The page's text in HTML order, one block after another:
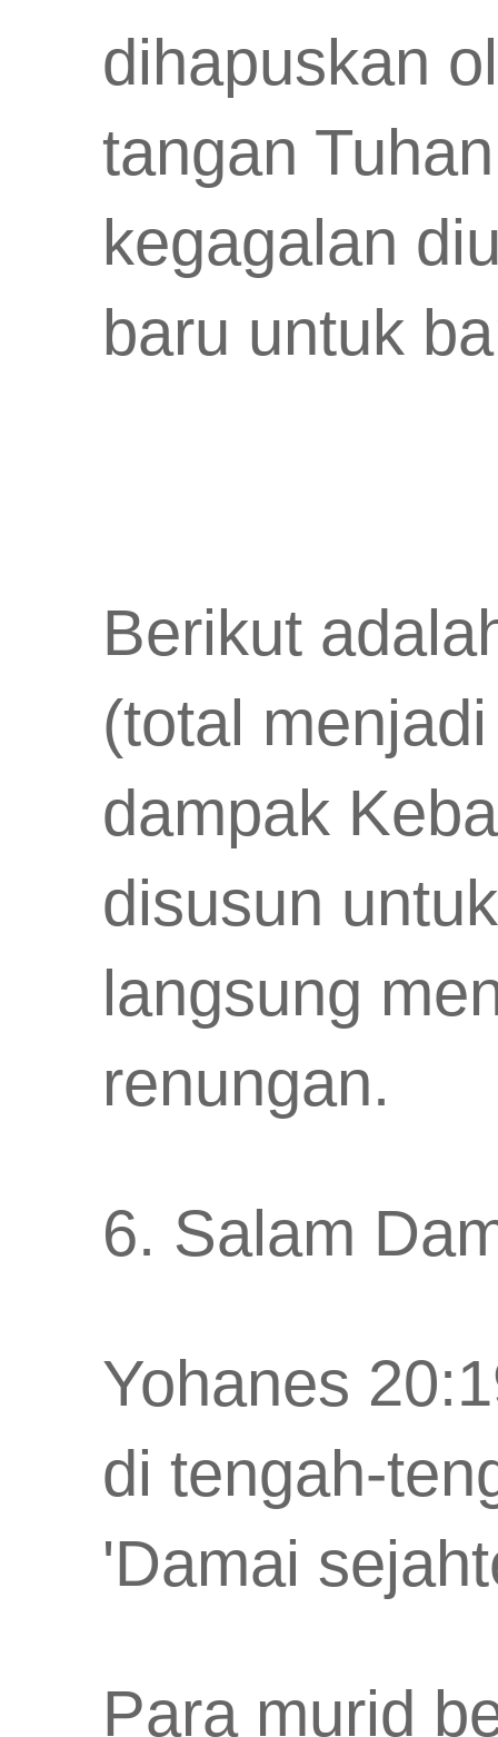
dihapuskan
tangan
kegagalan
baru untuk
Berikut
(total
dampak
disusun
langsung
renungan.
6. Salam
Yohanes
di tengah-
'Damai
Para murid